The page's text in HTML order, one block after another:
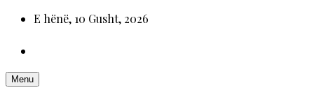
E hënë, 10 Gusht, 2026
Menu